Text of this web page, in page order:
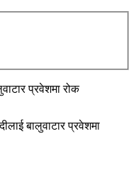
प्रवेशमा रोक